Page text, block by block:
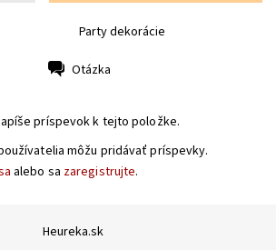
Party dekorácie
Otázka
príspevok k tejto položke.
môžu pridávať príspevky.
alebo sa zaregistrujte.
Heureka.sk